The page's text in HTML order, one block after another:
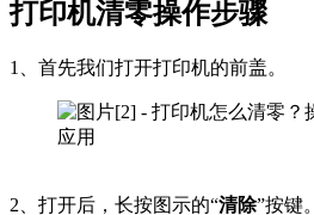
打印机清零操作步骤
1、首先我们打开打印机的前盖。
2、打开后，长按图示的“清除”按键。